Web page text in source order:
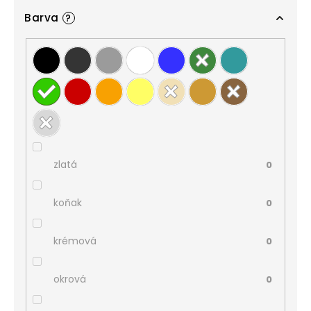
Barva ?
zlatá 0
koňak 0
krémová 0
okrová 0